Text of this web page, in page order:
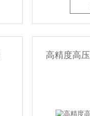
高精度高